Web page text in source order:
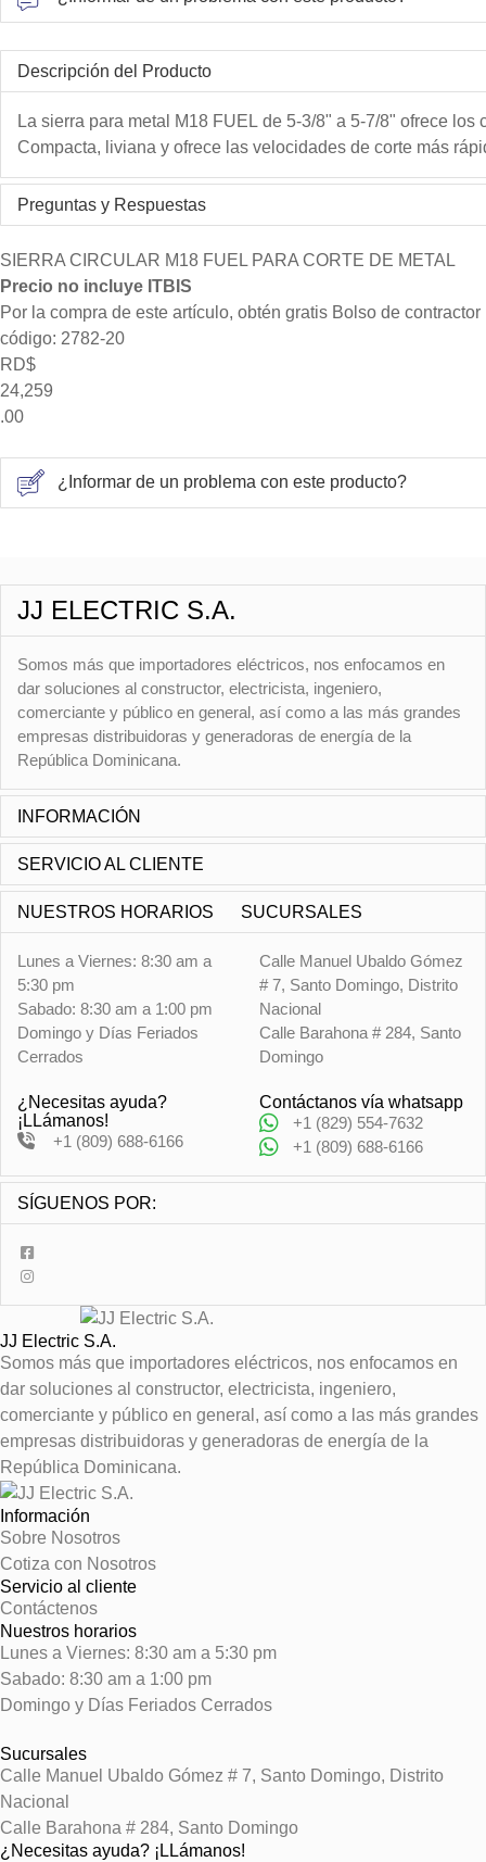
Descripción del Producto
La sierra para metal M18 FUEL de 5-3/8" a 5-7/8" ofrece
Compacta, liviana y ofrece las velocidades de corte más
Preguntas y Respuestas
SIERRA CIRCULAR M18 FUEL PARA CORTE DE METAL
Precio no incluye ITBIS
Por la compra de este artículo, obtén gratis Bolso de
código: 2782-20
RD$
24,259
.00
¿Informar de un problema con este producto?
JJ ELECTRIC S.A.
Somos más que importadores eléctricos, nos enfocamos en
dar soluciones al constructor, electricista, ingeniero,
comerciante y público en general, así como a las más grandes
empresas distribuidoras y generadoras de energía de la
República Dominicana.
INFORMACIÓN
SERVICIO AL CLIENTE
NUESTROS HORARIOS SUCURSALES
Lunes a Viernes: 8:30 am a
5:30 pm
Sabado: 8:30 am a 1:00 pm
Domingo y Días Feriados
Cerrados
Calle Manuel Ubaldo Gómez
# 7, Santo Domingo, Distrito
Nacional
Calle Barahona # 284, Santo
Domingo
¿Necesitas ayuda?
¡LLámanos!
+1 (809) 688-6166
Contáctanos vía whatsapp
+1 (829) 554-7632
+1 (809) 688-6166
SÍGUENOS POR:
JJ Electric S.A.
Somos más que importadores eléctricos, nos enfocamos en
dar soluciones al constructor, electricista, ingeniero,
comerciante y público en general, así como a las más grandes
empresas distribuidoras y generadoras de energía de la
República Dominicana.
Información
Sobre Nosotros
Cotiza con Nosotros
Servicio al cliente
Contáctenos
Nuestros horarios
Lunes a Viernes: 8:30 am a 5:30 pm
Sabado: 8:30 am a 1:00 pm
Domingo y Días Feriados Cerrados
Sucursales
Calle Manuel Ubaldo Gómez # 7, Santo Domingo, Distrito
Nacional
Calle Barahona # 284, Santo Domingo
¿Necesitas ayuda? ¡LLámanos!